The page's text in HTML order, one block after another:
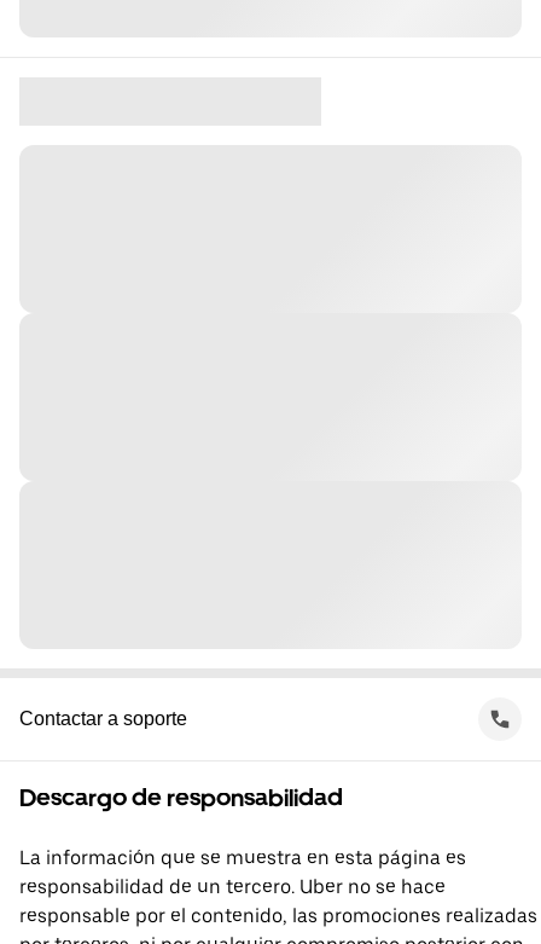
Contactar a soporte
Descargo de responsabilidad
La información que se muestra en esta página es
responsabilidad de un tercero. Uber no se hace
responsable por el contenido, las promociones realizadas